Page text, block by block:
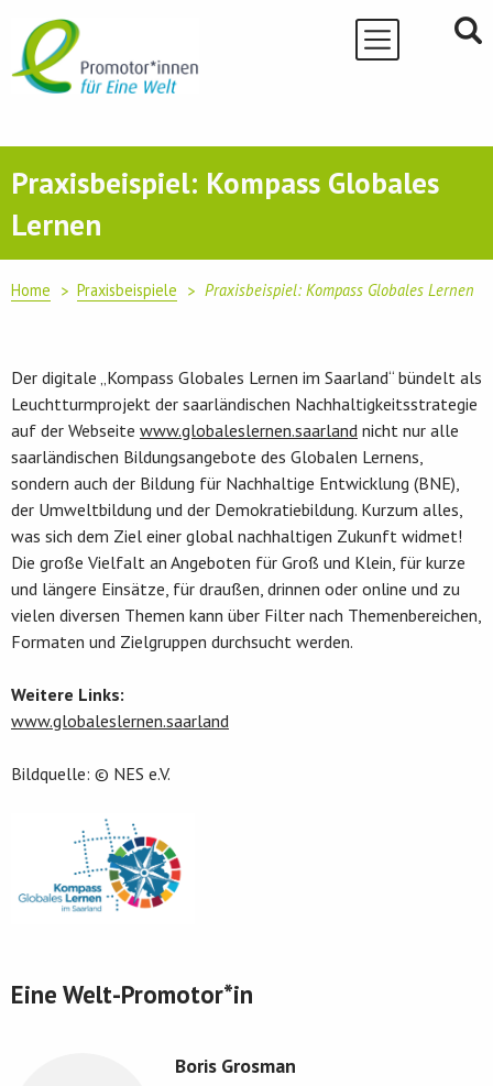
content
Praxisbeispiel: Kompass Globales
Lernen
Home Praxisbeispiele Praxisbeispiel: Kompass Globales Lernen
Der digitale „Kompass Globales Lernen im Saarland“ bündelt als
Leuchtturmprojekt der saarländischen Nachhaltigkeitsstrategie
auf der Webseite www.globaleslernen.saarland nicht nur alle
saarländischen Bildungsangebote des Globalen Lernens,
sondern auch der Bildung für Nachhaltige Entwicklung (BNE),
der Umweltbildung und der Demokratiebildung. Kurzum alles,
was sich dem Ziel einer global nachhaltigen Zukunft widmet!
Die große Vielfalt an Angeboten für Groß und Klein, für kurze
und längere Einsätze, für draußen, drinnen oder online und zu
vielen diversen Themen kann über Filter nach Themenbereichen,
Formaten und Zielgruppen durchsucht werden.
Weitere Links:
www.globaleslernen.saarland
Bildquelle: © NES e.V.
Eine Welt-Promotor*in
Boris Grosman